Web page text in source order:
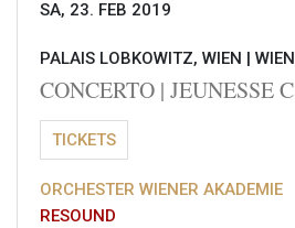
SA, 23. FEB 2019
PALAIS LOBKOWITZ, WIEN | WIEN
CONCERTO | JEUNESSE C
TICKETS
ORCHESTER WIENER AKADEMIE
RESOUND